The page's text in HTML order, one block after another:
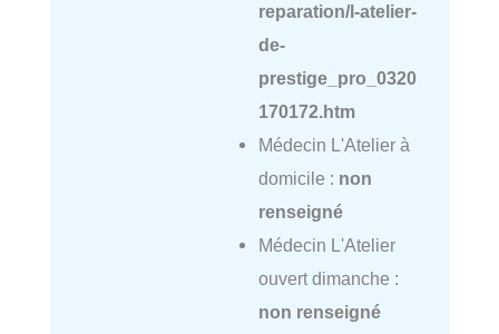
reparation/l-atelier-
de-
prestige_pro_0320
170172.htm
Médecin L'Atelier à
domicile : non
renseigné
Médecin L'Atelier
ouvert dimanche :
non renseigné